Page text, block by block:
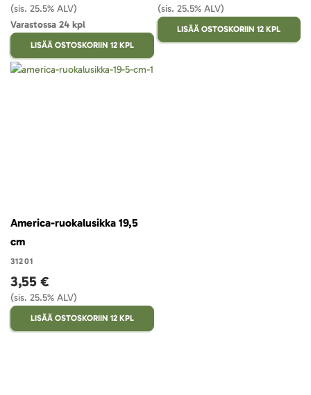
(sis. 25.5% ALV)
Varastossa 24 kpl
LISÄÄ OSTOSKORIIN 12 KPL
(sis. 25.5% ALV)
LISÄÄ OSTOSKORIIN 12 KPL
America-ruokalusikka 19,5
cm
31201
3,55 €
(sis. 25.5% ALV)
LISÄÄ OSTOSKORIIN 12 KPL